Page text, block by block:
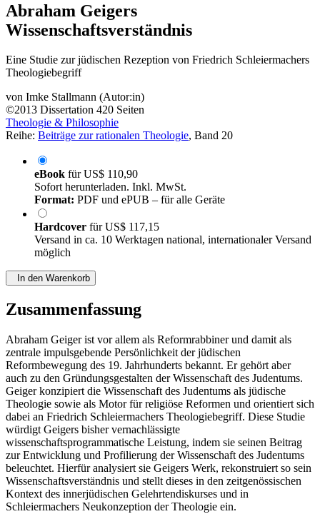
Abraham Geigers
Wissenschaftsverständnis
Eine Studie zur jüdischen Rezeption von Friedrich Schleiermachers
Theologiebegriff
von Imke Stallmann (Autor:in)
©2013 Dissertation 420 Seiten
Theologie & Philosophie
Reihe: Beiträge zur rationalen Theologie, Band 20
eBook fürUS$ 110,90
Sofort herunterladen. Inkl. MwSt.
Format: PDF und ePUB – für alle Geräte
Hardcover fürUS$ 117,15
Versand in ca. 10 Werktagen national, internationaler Versand
möglich
In den Warenkorb
Zusammenfassung
Abraham Geiger ist vor allem als Reformrabbiner und damit als
zentrale impulsgebende Persönlichkeit der jüdischen
Reformbewegung des 19. Jahrhunderts bekannt. Er gehört aber
auch zu den Gründungsgestalten der Wissenschaft des Judentums.
Geiger konzipiert die Wissenschaft des Judentums als jüdische
Theologie sowie als Motor für religiöse Reformen und orientiert sich
dabei an Friedrich Schleiermachers Theologiebegriff. Diese Studie
würdigt Geigers bisher vernachlässigte
wissenschaftsprogrammatische Leistung, indem sie seinen Beitrag
zur Entwicklung und Profilierung der Wissenschaft des Judentums
beleuchtet. Hierfür analysiert sie Geigers Werk, rekonstruiert so sein
Wissenschaftsverständnis und stellt dieses in den zeitgenössischen
Kontext des innerjüdischen Gelehrtendiskurses und in
Schleiermachers Neukonzeption der Theologie ein.